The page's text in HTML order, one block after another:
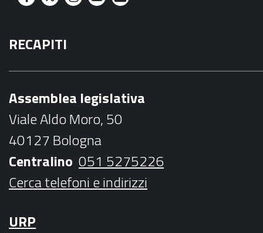
F
c
e
k
T
i
t
I
t
a
m
Y
t
b
e
M
l
RECAPITI
Assemblea legislativa
Viale Aldo Moro, 50
40127 Bologna
Centralino 051 5275226
Cerca telefoni e indirizzi
URP